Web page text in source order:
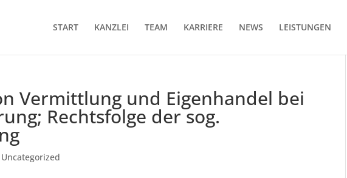
START KANZLEI TEAM KARRIERE NEWS LEISTUNGEN
Vermittlung und Eigenhandel bei
Rechtsfolge der sog.
Uncategorized